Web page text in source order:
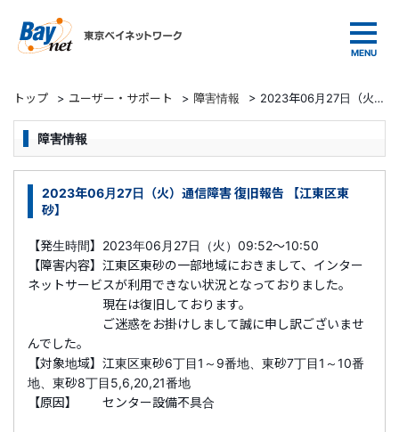
トップ > ユーザー・サポート > 障害情報 > 2023年06月27日（火）通信障害 復旧報告 【江東区東砂】
障害情報
2023年06月27日（火）通信障害 復旧報告 【江東区東
砂】
【発生時間】2023年06月27日（火）09:52～10:50
【障害内容】江東区東砂の一部地域におきまして、インター
ネットサービスが利用できない状況となっておりました。
現在は復旧しております。
ご迷惑をお掛けしまして誠に申し訳ございませ
んでした。
【対象地域】江東区東砂6丁目1～9番地、東砂7丁目1～10番
地、東砂8丁目5,6,20,21番地
【原因】 センター設備不具合